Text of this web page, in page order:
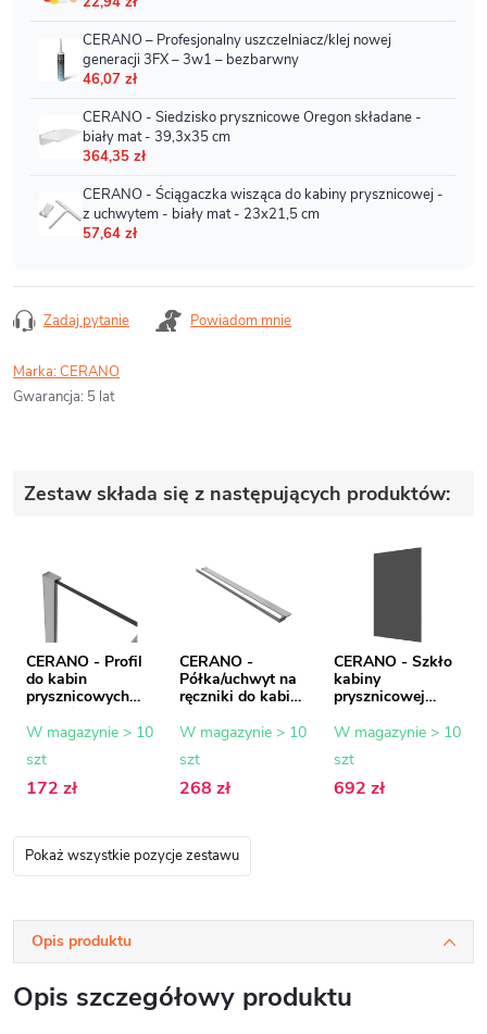
Zadaj pytanie Powiadom mnie
Marka:CERANO
Gwarancja: 5 lat
Zestaw składa się z następujących produktów:
CERANO - Profil
do kabin
prysznicowych
mm - chrom - 15
W magazynie > 10
szt
172 zł
CERANO -
Półka/uchwyt na
ręczniki do kabiny
walk-in - 8-10
do 160 cm
W magazynie > 10
szt
268 zł
CERANO - Szkło
kabiny
prysznicowej
szkło grafitowe -
W magazynie > 10
szt
692 zł
Pokaż wszystkie pozycje zestawu
Opis produktu
Opis szczegółowy produktu